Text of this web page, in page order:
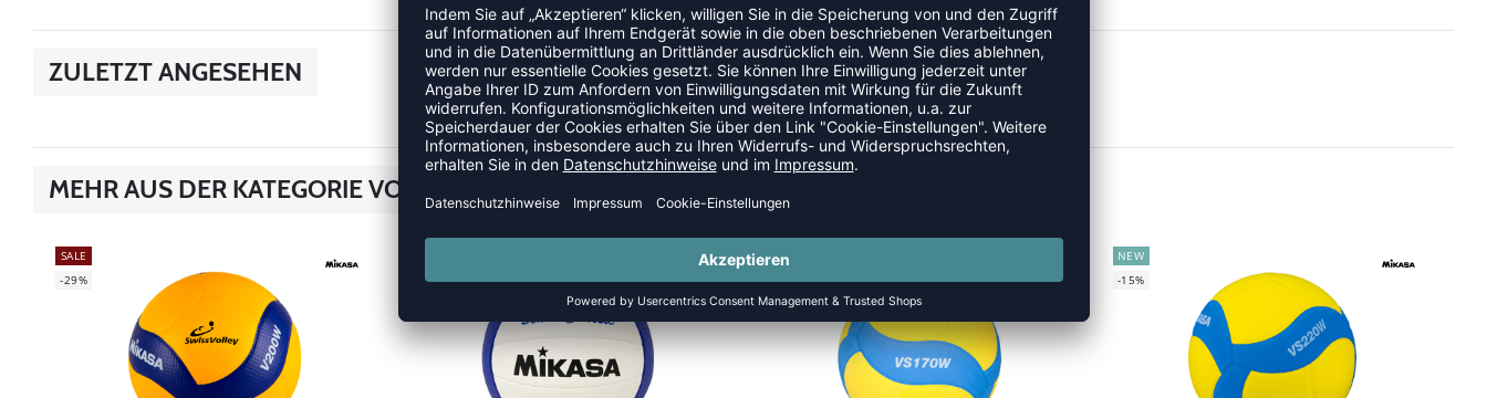
ZULETZT ANGESEHEN
MEHR AUS DER KATEGORIE VOLLEYBÄLLE
SALE
-29%
-20%
SALE
-18%
NEW
-15%